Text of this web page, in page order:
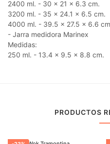
2400 ml. - 30 x 21 x 6.3 cm.
3200 ml. - 35 x 24.1 x 6.5 cm.
4000 ml. - 39.5 x 27.5 x 6.6
- Jarra medidora Marinex
Medidas:
250 ml. - 13.4 x 9.5 x 8.8 cm.
PRODUCTOS